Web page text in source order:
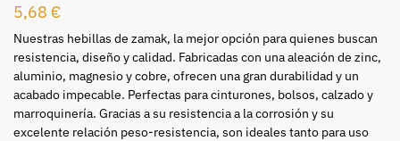
5,68 €
Nuestras hebillas de zamak, la mejor opción para quienes buscan
resistencia, diseño y calidad. Fabricadas con una aleación de zinc,
aluminio, magnesio y cobre, ofrecen una gran durabilidad y un
acabado impecable. Perfectas para cinturones, bolsos, calzado y
marroquinería. Gracias a su resistencia a la corrosión y su
excelente relación peso-resistencia, son ideales tanto para uso